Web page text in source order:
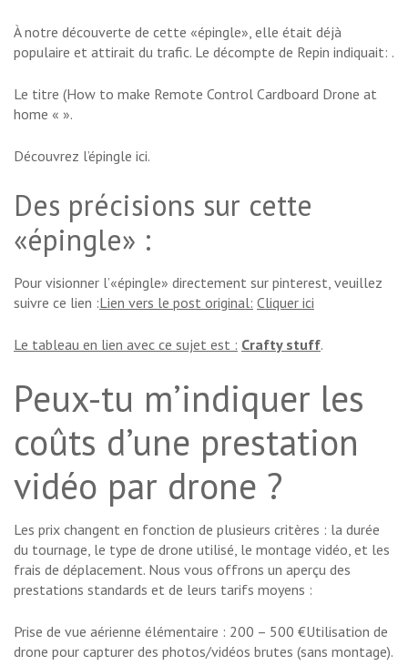
À notre découverte de cette «épingle», elle était déjà
populaire et attirait du trafic. Le décompte de Repin indiquait: .
Le titre (How to make Remote Control Cardboard Drone at
home « ».
Découvrez l’épingle ici.
Des précisions sur cette
«épingle» :
Pour visionner l’«épingle» directement sur pinterest, veuillez
suivre ce lien :Lien vers le post original: Cliquer ici
Le tableau en lien avec ce sujet est : Crafty stuff.
Peux-tu m’indiquer les
coûts d’une prestation
vidéo par drone ?
Les prix changent en fonction de plusieurs critères : la durée
du tournage, le type de drone utilisé, le montage vidéo, et les
frais de déplacement. Nous vous offrons un aperçu des
prestations standards et de leurs tarifs moyens :
Prise de vue aérienne élémentaire : 200 – 500 €Utilisation de
drone pour capturer des photos/vidéos brutes (sans montage).